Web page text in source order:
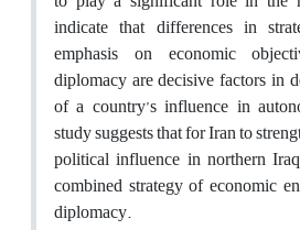
indicate that differences in
emphasis on economic
diplomacy are decisive factors in
of a country’s influence in
study suggests that for Iran to
political influence in northern
combined strategy of economic
diplomacy.